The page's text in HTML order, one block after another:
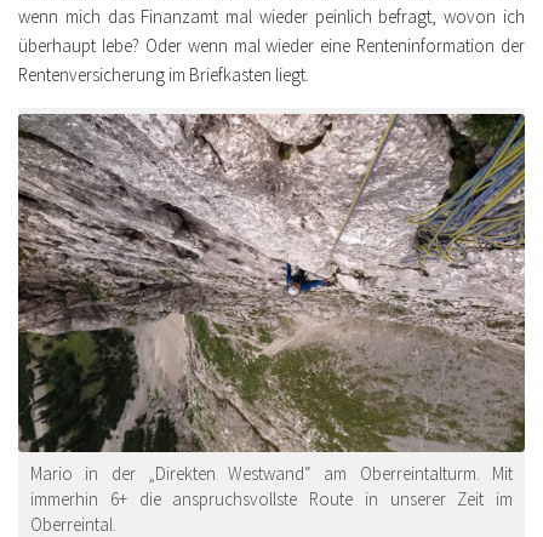
wenn mich das Finanzamt mal wieder peinlich befragt, wovon ich
überhaupt lebe? Oder wenn mal wieder eine Renteninformation der
Rentenversicherung im Briefkasten liegt.
Mario in der „Direkten Westwand“ am Oberreintalturm. Mit
immerhin 6+ die anspruchsvollste Route in unserer Zeit im
Oberreintal.